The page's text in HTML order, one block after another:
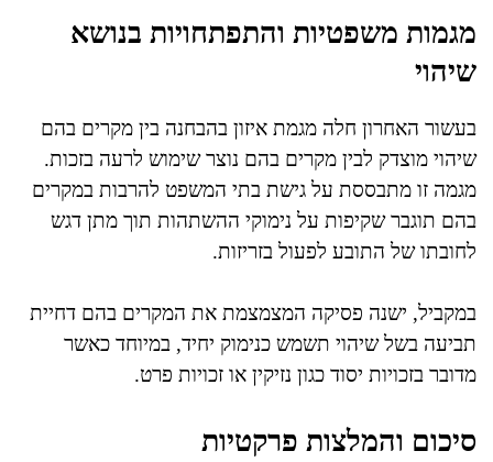
מגמות משפטיות והתפתחויות בנושא
שיהוי
בעשור האחרון חלה מגמת איזון בהבחנה בין מקרים בהם
שיהוי מוצדק לבין מקרים בהם נוצר שימוש לרעה בזכות.
מגמה זו מתבססת על גישת בתי המשפט להרבות במקרים
בהם תוגבר שקיפות על נימוקי ההשתהות תוך מתן דגש
לחובתו של התובע לפעול בזריזות.
במקביל, ישנה פסיקה המצמצמת את המקרים בהם דחיית
תביעה בשל שיהוי תשמש כנימוק יחיד, במיוחד כאשר
מדובר בזכויות יסוד כגון נזיקין או זכויות פרט.
סיכום והמלצות פרקטיות